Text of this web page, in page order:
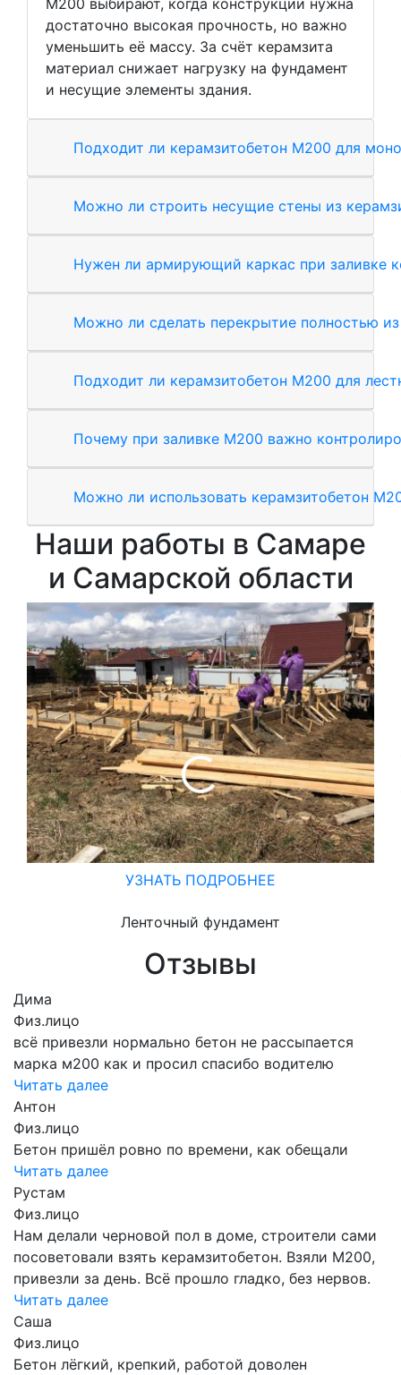
достаточно высокая прочность, но важно
уменьшить её массу. За счёт керамзита
материал снижает нагрузку на фундамент
и несущие элементы здания.
Подходит ли керамзитобетон М200 для
Можно ли строить несущие стены из
Нужен ли армирующий каркас при заливке
Можно ли сделать перекрытие полностью
Подходит ли керамзитобетон М200 для
Почему при заливке М200 важно
Можно ли использовать керамзитобетон
Наши работы в Самаре
и Самарской области
УЗНАТЬ ПОДРОБНЕЕ
Ленточный фундамент
Отзывы
Дима
Физ.лицо
всё привезли нормально бетон не рассыпается
марка м200 как и просил спасибо водителю
Читать далее
Антон
Физ.лицо
Бетон пришёл ровно по времени, как обещали
Читать далее
Рустам
Физ.лицо
Нам делали черновой пол в доме, строители сами
посоветовали взять керамзитобетон. Взяли М200,
привезли за день. Всё прошло гладко, без нервов.
Читать далее
Саша
Физ.лицо
Бетон лёгкий, крепкий, работой доволен